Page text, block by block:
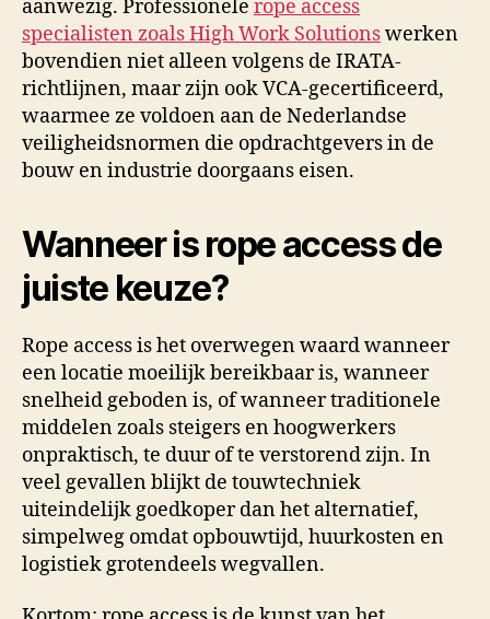
aanwezig. Professionele rope access
specialisten zoals High Work Solutionswerken
bovendien niet alleen volgens de IRATA-
richtlijnen, maar zijn ook VCA-gecertificeerd,
waarmee ze voldoen aan de Nederlandse
veiligheidsnormen die opdrachtgevers in de
bouw en industrie doorgaans eisen.
Wanneer is rope access de
juiste keuze?
Rope access is het overwegen waard wanneer
een locatie moeilijk bereikbaar is, wanneer
snelheid geboden is, of wanneer traditionele
middelen zoals steigers en hoogwerkers
onpraktisch, te duur of te verstorend zijn. In
veel gevallen blijkt de touwtechniek
uiteindelijk goedkoper dan het alternatief,
simpelweg omdat opbouwtijd, huurkosten en
logistiek grotendeels wegvallen.